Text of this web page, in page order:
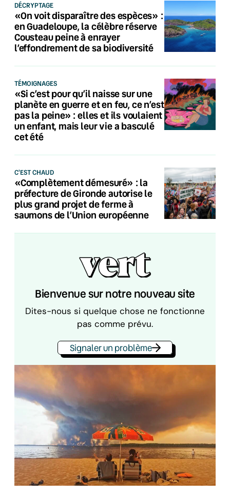
DÉCRYPTAGE
«On voit disparaître des espèces» :
en Guadeloupe, la célèbre réserve
Cousteau peine à enrayer
l’effondrement de sa biodiversité
TÉMOIGNAGES
«Si c’est pour qu’il naisse sur une
planète en guerre et en feu, ce n’est
pas la peine» : elles et ils voulaient
un enfant, mais leur vie a basculé
cet été
C'EST CHAUD
«Complètement démesuré» : la
préfecture de Gironde autorise le
plus grand projet de ferme à
saumons de l’Union européenne
Bienvenue sur notre nouveau site
Dites-nous si quelque chose ne fonctionne
pas comme prévu.
Signaler un problème